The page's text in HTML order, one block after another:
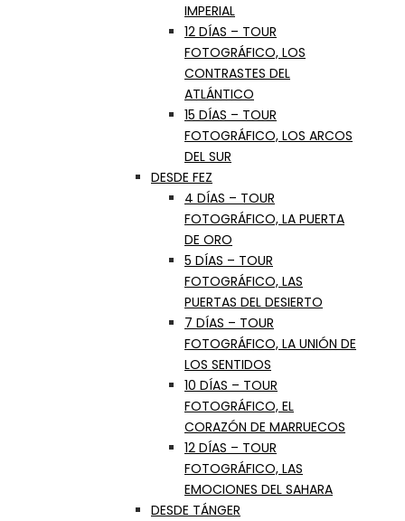
IMPERIAL
12 DÍAS – TOUR
FOTOGRÁFICO, LOS
CONTRASTES DEL
ATLÁNTICO
15 DÍAS – TOUR
FOTOGRÁFICO, LOS ARCOS
DEL SUR
DESDE FEZ
4 DÍAS – TOUR
FOTOGRÁFICO, LA PUERTA
DE ORO
5 DÍAS – TOUR
FOTOGRÁFICO, LAS
PUERTAS DEL DESIERTO
7 DÍAS – TOUR
FOTOGRÁFICO, LA UNIÓN DE
LOS SENTIDOS
10 DÍAS – TOUR
FOTOGRÁFICO, EL
CORAZÓN DE MARRUECOS
12 DÍAS – TOUR
FOTOGRÁFICO, LAS
EMOCIONES DEL SAHARA
DESDE TÁNGER